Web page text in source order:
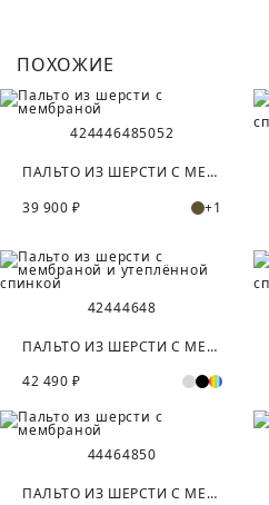
ПОХОЖИЕ
424446485052
ПАЛЬТО ИЗ ШЕРСТИ С МЕМБРАНОЙ
39 900 ₽
+1
42444648
ПАЛЬТО ИЗ ШЕРСТИ С МЕМБРАНОЙ И УТЕПЛЁННОЙ СПИНКОЙ
42 490 ₽
44464850
ПАЛЬТО ИЗ ШЕРСТИ С МЕМБРАНОЙ